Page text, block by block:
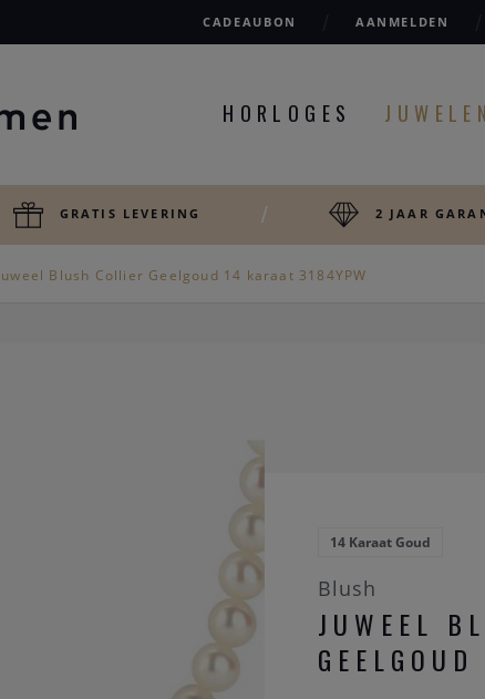
CADEAUBON AANMELDEN
HORLOGES JUWELEN
GRATIS LEVERING 2 JAAR
Blush Collier Geelgoud 14 karaat 3184YPW
14 Karaat Goud
Blush
JUWEEL